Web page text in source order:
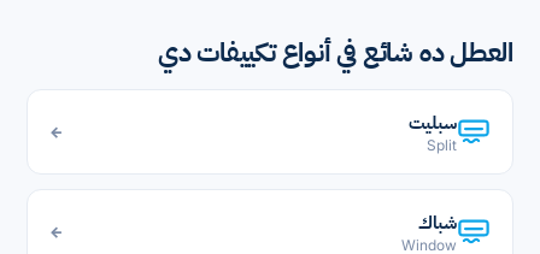
العطل ده شائع في أنواع تكييفات دي
سبليت
Split
←
شباك
Window
←